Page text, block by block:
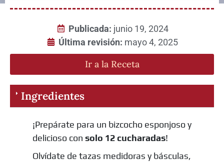
Publicada: junio 19, 2024
Última revisión: mayo 4, 2025
Ir a la Receta
Ingredientes
¡Prepárate para un bizcocho esponjoso y
delicioso con solo 12 cucharadas!
Olvídate de tazas medidoras y básculas,